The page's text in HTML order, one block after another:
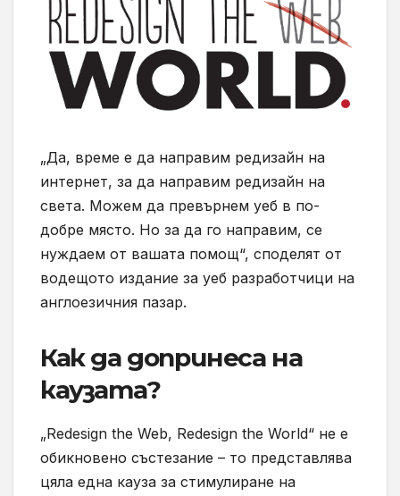
„Да, време е да направим редизайн на
интернет, за да направим редизайн на
света. Можем да превърнем уеб в по-
добре място. Но за да го направим, се
нуждаем от вашата помощ“, споделят от
водещото издание за уеб разработчици на
англоезичния пазар.
Как да допринеса на
каузата?
„Redesign the Web, Redesign the World“ не е
обикновено състезание – то представлява
цяла една кауза за стимулиране на